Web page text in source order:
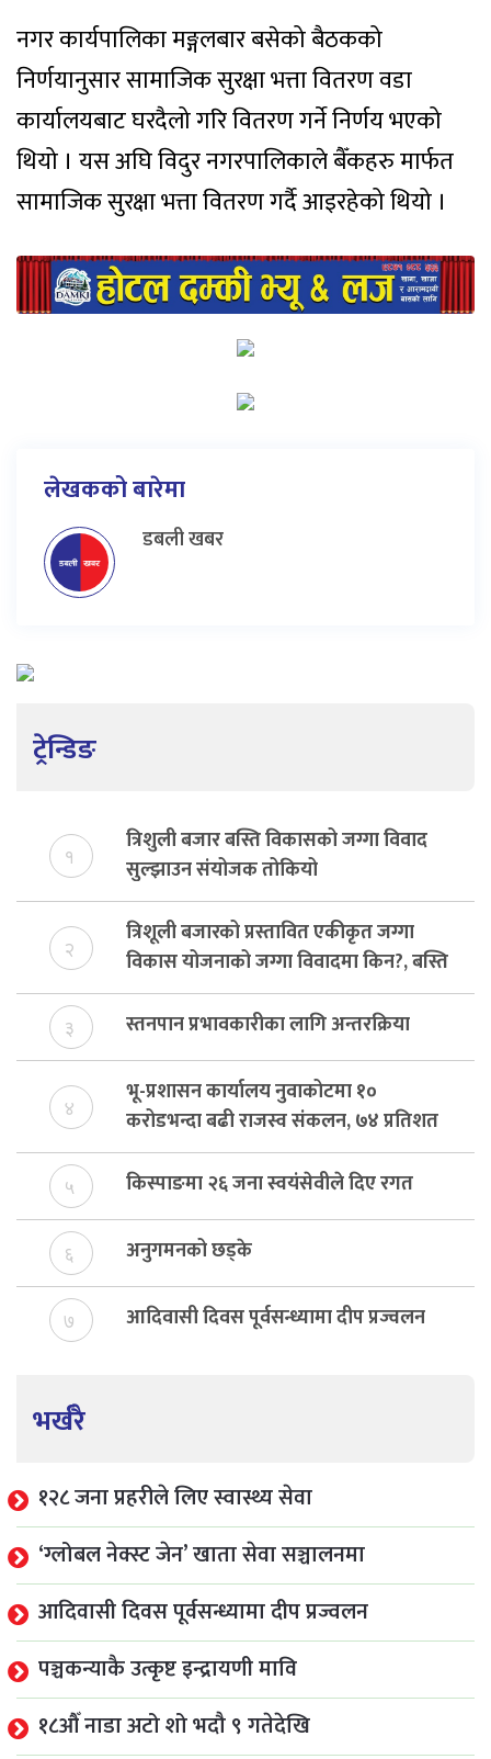
नगर कार्यपालिका मङ्गलबार बसेको बैठकको
निर्णयानुसार सामाजिक सुरक्षा भत्ता वितरण वडा
कार्यालयबाट घरदैलो गरि वितरण गर्ने निर्णय भएको
थियो । यस अघि विदुर नगरपालिकाले बैँकहरु मार्फत
सामाजिक सुरक्षा भत्ता वितरण गर्दै आइरहेको थियो ।
लेखकको बारेमा
डबली खबर
ट्रेन्डिङ
१
त्रिशुली बजार बस्ति विकासको जग्गा विवाद
सुल्झाउन संयोजक तोकियो
२
त्रिशूली बजारको प्रस्तावित एकीकृत जग्गा
विकास योजनाको जग्गा विवादमा किन?, बस्ति
विकास दर्ता नभए समिति विघटन हुने
३ स्तनपान प्रभावकारीका लागि अन्तरक्रिया
४
भू-प्रशासन कार्यालय नुवाकोटमा १०
करोडभन्दा बढी राजस्व संकलन, ७४ प्रतिशत
बेरुजु फर्छयौट
५ किस्पाङमा २६ जना स्वयंसेवीले दिए रगत
६ अनुगमनको छड्के
७ आदिवासी दिवस पूर्वसन्ध्यामा दीप प्रज्वलन
भर्खरै
१२८ जना प्रहरीले लिए स्वास्थ्य सेवा
‘ग्लोबल नेक्स्ट जेन’ खाता सेवा सञ्चालनमा
आदिवासी दिवस पूर्वसन्ध्यामा दीप प्रज्वलन
पञ्चकन्याकै उत्कृष्ट इन्द्रायणी मावि
१८औँ नाडा अटो शो भदौ ९ गतेदेखि